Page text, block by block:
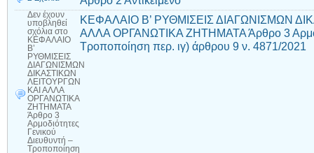
Δεν έχουν
υποβληθεί
σχόλια στο
ΚΕΦΑΛΑΙΟ
Β’
ΡΥΘΜΙΣΕΙΣ
ΔΙΑΓΩΝΙΣΜΩΝ
ΔΙΚΑΣΤΙΚΩΝ
ΛΕΙΤΟΥΡΓΩΝ
ΚΑΙ ΑΛΛΑ
ΟΡΓΑΝΩΤΙΚΑ
ΖΗΤΗΜΑΤΑ
Άρθρο 3
Αρμοδιότητες
Γενικού
Διευθυντή –
Τροποποίηση
ΚΕΦΑΛΑΙΟ Β’ ΡΥΘΜΙΣΕΙΣ ΔΙΑΓΩΝΙΣΜΩΝ
ΑΛΛΑ ΟΡΓΑΝΩΤΙΚΑ ΖΗΤΗΜΑΤΑ Άρθρο 3
Τροποποίηση περ. ιγ) άρθρου 9 ν. 4871/2021